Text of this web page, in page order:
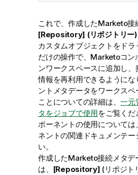
これで、作成したMarketo接
[Repository] (リポジトリー)
カスタムオブジェクトをド
だけの操作で、Marketoコン
ンワークスペースに追加し
情報を再利用できるように
ントメタデータをワークス
ことについての詳細は、一元
タをジョブで使用をご覧く
ポーネントの使用について
ネントの関連ドキュメンテー
い。
作成したMarketo接続メタデ
は、 [Repository] (リポジト